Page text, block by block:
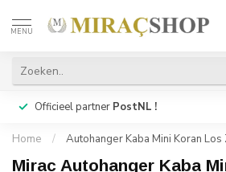
MENU
Officieel partner PostNL !
Home / Autohanger Kaba Mini Koran Los
Mirac Autohanger Kaba